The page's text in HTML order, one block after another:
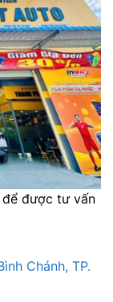
để được tư vấn
Chánh, TP.